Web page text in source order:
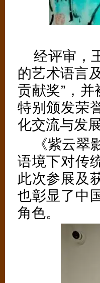
经评审，
的艺术语言
贡献奖”，
特别颁发荣
化交流与发
《紫云翠
语境下对传
此次参展及
也彰显了中
角色。